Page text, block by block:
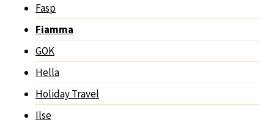
Fasp
Fiamma
GOK
Hella
Holiday Travel
Ilse